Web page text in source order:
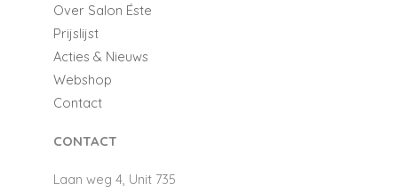
Over Salon Éste
Prijslijst
Acties & Nieuws
Webshop
Contact
CONTACT
Laan weg 4, Unit 735